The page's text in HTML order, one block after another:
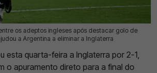
os adeptos ingleses após destacar golo de
a Argentina a eliminar a Inglaterra
0
esta quarta-feira a Inglaterra por 2-1,
o apuramento direto para a final do